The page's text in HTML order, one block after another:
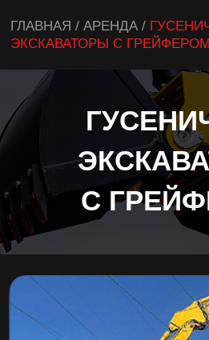
ГЛАВНАЯ / АРЕНДА /ГУСЕНИЧНЫЕ
ЭКСКАВАТОРЫ С ГРЕЙФЕРОМ
ГУСЕНИЧНЫЕ
ЭКСКАВАТОРЫ
С ГРЕЙФЕРОМ